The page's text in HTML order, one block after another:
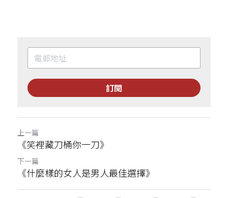
訂閱
上一篇
《笑裡藏刀桶你一刀》
下一篇
《什麼樣的女人是男人最佳選擇》